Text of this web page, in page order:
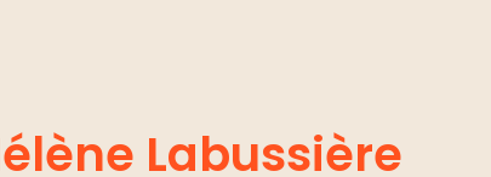
Labussière